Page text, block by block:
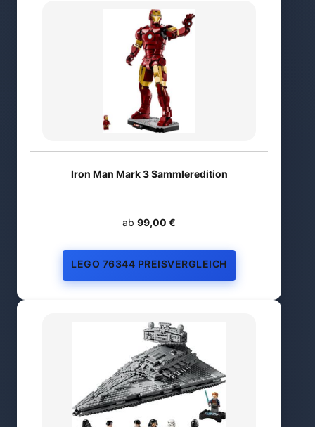
Iron Man Mark 3 Sammleredition
ab 99,00 €
LEGO 76344 PREISVERGLEICH